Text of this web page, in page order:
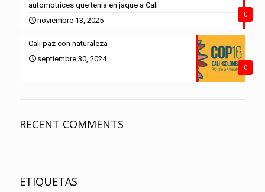
0
automotrices que tenía en jaque a Cali
noviembre 13, 2025
0
Cali paz con naturaleza
septiembre 30, 2024
RECENT COMMENTS
ETIQUETAS